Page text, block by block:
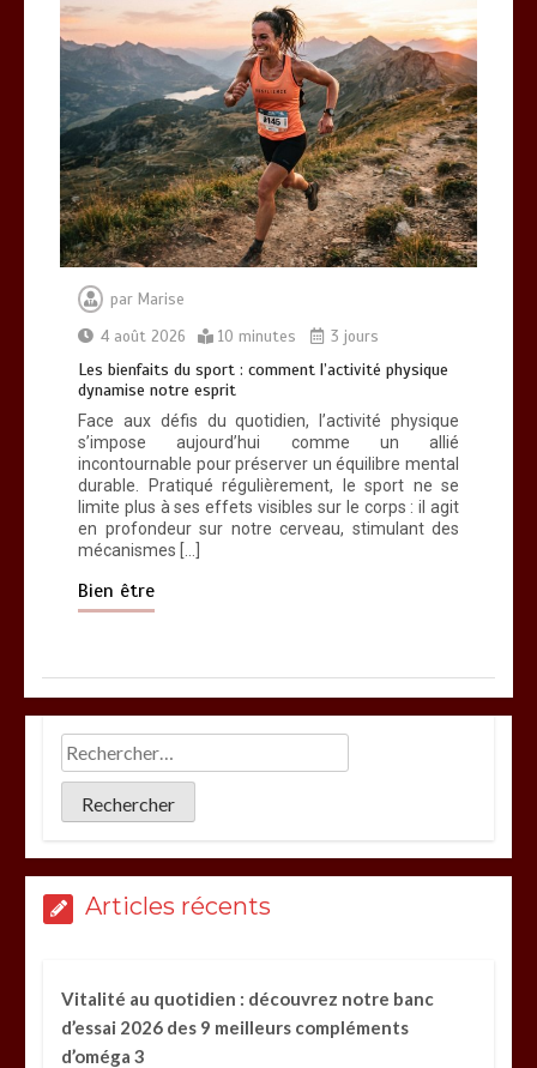
par Marise
4 août 2026
10 minutes 3 jours
Les bienfaits du sport : comment l’activité physique
dynamise notre esprit
Face aux défis du quotidien, l’activité physique
s’impose aujourd’hui comme un allié
incontournable pour préserver un équilibre mental
durable. Pratiqué régulièrement, le sport ne se
limite plus à ses effets visibles sur le corps : il agit
en profondeur sur notre cerveau, stimulant des
mécanismes […]
Bien être
Articles récents
Vitalité au quotidien : découvrez notre banc
d’essai 2026 des 9 meilleurs compléments
d’oméga 3